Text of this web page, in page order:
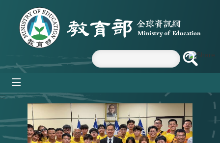
跳到主要內容區塊
:::